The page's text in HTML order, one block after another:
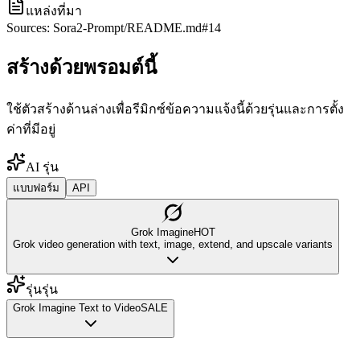
แหล่งที่มา
Sources: Sora2-Prompt/README.md#14
สร้างด้วยพรอมต์นี้
ใช้ตัวสร้างด้านล่างเพื่อรีมิกซ์ข้อความแจ้งนี้ด้วยรุ่นและการตั้ง
ค่าที่มีอยู่
AI รุ่น
แบบฟอร์ม API
Grok ImagineHOT
Grok video generation with text, image, extend, and upscale variants
รุ่นรุ่น
Grok Imagine Text to VideoSALE